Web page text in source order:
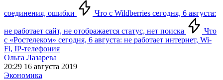
соединения, ошибки Что с Wildberries сегодня, 6 августа:
не работает сайт, не отображается статус, нет поиска
Что
с «Ростелеком» сегодня, 6 августа: не работает интернет, Wi-
Fi, IP-телефония
Ольга Лазарева
20:29 16 августа 2019
Экономика